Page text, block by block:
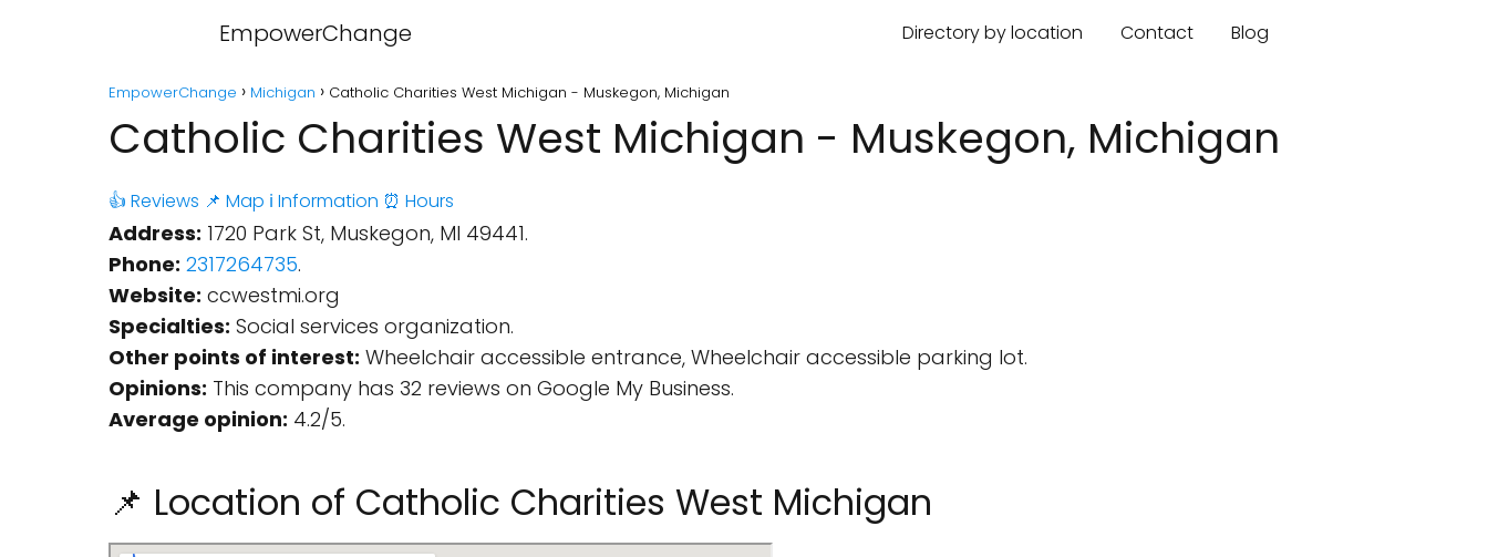
EmpowerChange Directory by location Contact Blog
EmpowerChange Michigan Catholic Charities West Michigan - Muskegon, Michigan
Catholic Charities West Michigan - Muskegon, Michigan
👍 Reviews 📌 Map ℹ️ Information ⏰ Hours
Address: 1720 Park St, Muskegon, MI 49441.
Phone: 2317264735.
Website: ccwestmi.org
Specialties: Social services organization.
Other points of interest: Wheelchair accessible entrance, Wheelchair accessible parking lot.
Opinions: This company has 32 reviews on Google My Business.
Average opinion: 4.2/5.
📌 Location of Catholic Charities West Michigan